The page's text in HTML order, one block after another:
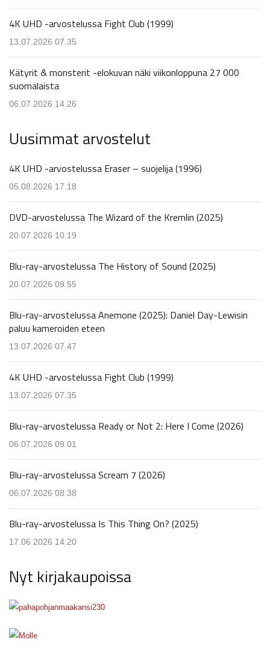
4K UHD -arvostelussa Fight Club (1999)
13.07.2026 07.35
Kätyrit & monsterit -elokuvan näki viikonloppuna 27 000
suomalaista
06.07.2026 14.26
Uusimmat arvostelut
4K UHD -arvostelussa Eraser – suojelija (1996)
05.08.2026 17.18
DVD-arvostelussa The Wizard of the Kremlin (2025)
20.07.2026 10.19
Blu-ray-arvostelussa The History of Sound (2025)
20.07.2026 09.55
Blu-ray-arvostelussa Anemone (2025): Daniel Day-Lewisin
paluu kameroiden eteen
13.07.2026 07.47
4K UHD -arvostelussa Fight Club (1999)
13.07.2026 07.35
Blu-ray-arvostelussa Ready or Not 2: Here I Come (2026)
06.07.2026 09.01
Blu-ray-arvostelussa Scream 7 (2026)
06.07.2026 08.38
Blu-ray-arvostelussa Is This Thing On? (2025)
17.06.2026 14.20
Nyt kirjakaupoissa